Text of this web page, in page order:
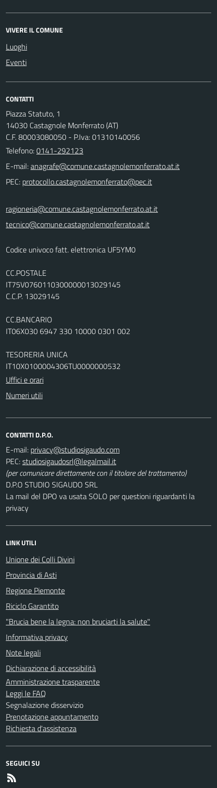
VIVERE IL COMUNE
Luoghi
Eventi
CONTATTI
Piazza Statuto, 1
14030 Castagnole Monferrato (AT)
C.F. 80003080050 - P.Iva: 01310140056
Telefono:0141-292123
E-mail:
PEC:
ragioneria@comune.castagnolemonferrato.at.it
tecnico@comune.castagnolemonferrato.at.it
Codice univoco fatt. elettronica UF5YM0
CC.POSTALE
IT75V0760110300000013029145
C.C.P. 13029145
CC.BANCARIO
IT06X030 6947 330 10000 0301 002
TESORERIA UNICA
IT10X0100004306TU0000000532
Uffici e orari
Numeri utili
CONTATTI D.P.O.
E-mail:
PEC:
(per comunicare direttamente con il titolare del trattamento)
D.P.O STUDIO SIGAUDO SRL
La mail del DPO va usata SOLO per questioni riguardanti la
privacy
LINK UTILI
Unione dei Colli Divini
Provincia di Asti
Regione Piemonte
Riciclo Garantito
"Brucia bene la legna: non bruciarti la salute"
Informativa privacy
Note legali
Dichiarazione di accessibilità
Amministrazione trasparente
Leggi le FAQ
Segnalazione disservizio
Prenotazione appuntamento
Richiesta d'assistenza
SEGUICI SU